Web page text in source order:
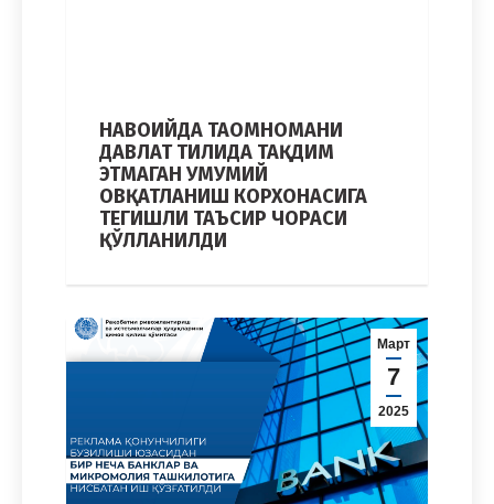
НАВОИЙДА ТАОМНОМАНИ
ДАВЛАТ ТИЛИДА ТАҚДИМ
ЭТМАГАН УМУМИЙ
ОВҚАТЛАНИШ КОРХОНАСИГА
ТЕГИШЛИ ТАЪСИР ЧОРАСИ
ҚЎЛЛАНИЛДИ
Март
7
2025